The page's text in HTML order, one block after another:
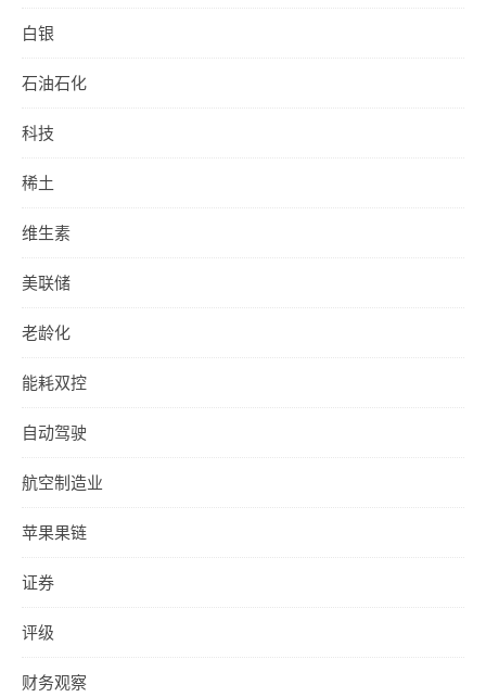
白银
石油石化
科技
稀土
维生素
美联储
老龄化
能耗双控
自动驾驶
航空制造业
苹果果链
证券
评级
财务观察